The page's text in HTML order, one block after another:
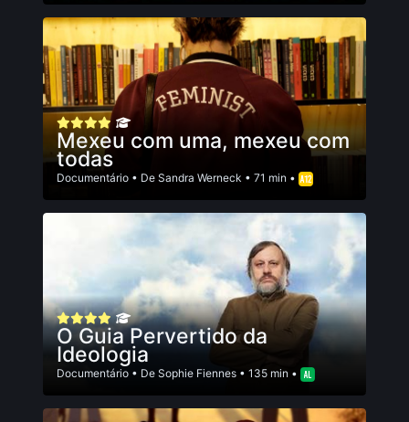
Mexeu com uma, mexeu com
todas
Documentário • De Sandra Werneck • 71 min •
O Guia Pervertido da
Ideologia
Documentário • De Sophie Fiennes • 135 min •